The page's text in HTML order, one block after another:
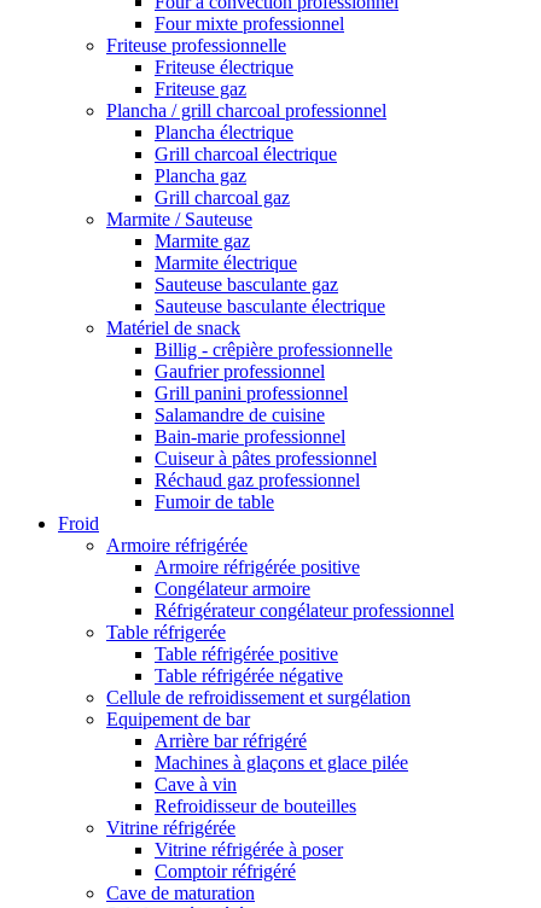
Four mixte professionnel
Friteuse professionnelle
Friteuse électrique
Friteuse gaz
Plancha / grill charcoal professionnel
Plancha électrique
Grill charcoal électrique
Plancha gaz
Grill charcoal gaz
Marmite / Sauteuse
Marmite gaz
Marmite électrique
Sauteuse basculante gaz
Sauteuse basculante électrique
Matériel de snack
Billig - crêpière professionnelle
Gaufrier professionnel
Grill panini professionnel
Salamandre de cuisine
Bain-marie professionnel
Cuiseur à pâtes professionnel
Réchaud gaz professionnel
Fumoir de table
Froid
Armoire réfrigérée
Armoire réfrigérée positive
Congélateur armoire
Réfrigérateur congélateur professionnel
Table réfrigerée
Table réfrigérée positive
Table réfrigérée négative
Cellule de refroidissement et surgélation
Equipement de bar
Arrière bar réfrigéré
Machines à glaçons et glace pilée
Cave à vin
Refroidisseur de bouteilles
Vitrine réfrigérée
Vitrine réfrigérée à poser
Comptoir réfrigéré
Cave de maturation